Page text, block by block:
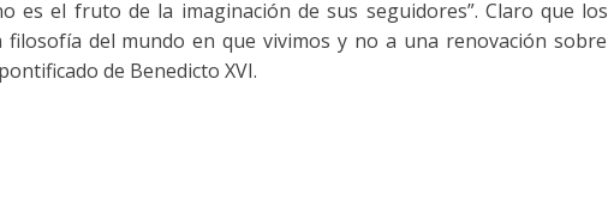
es el fruto de la imaginación de sus seguidores”. Claro que
del mundo en que vivimos y no a una renovación
de Benedicto XVI.